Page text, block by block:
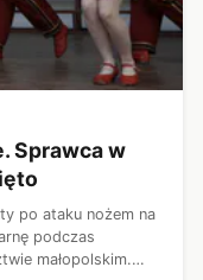
Sprawca w
po ataku nożem na
podczas
małopolskim.